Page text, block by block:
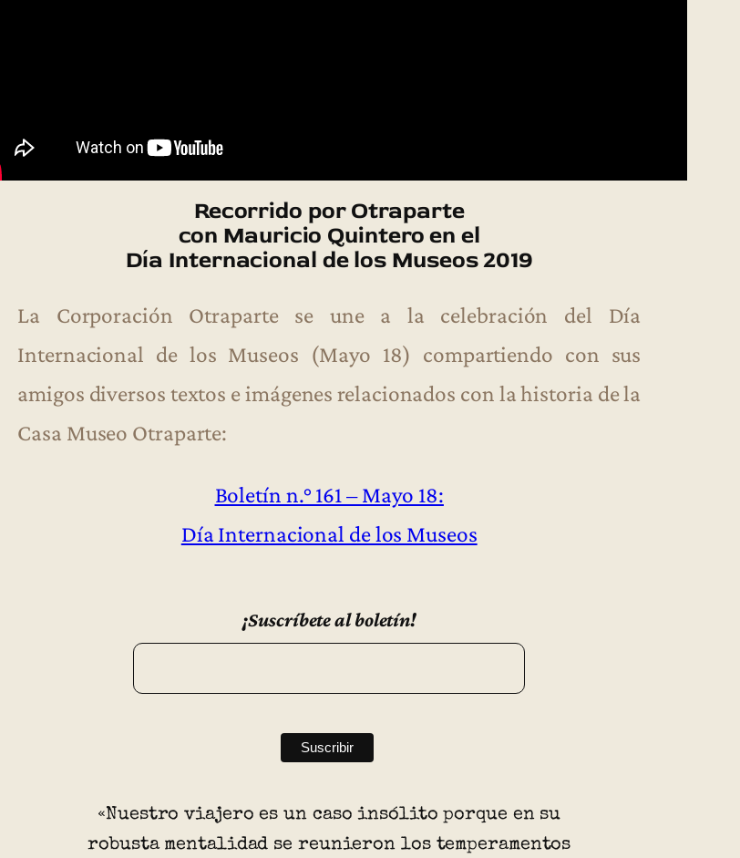
Recorrido por Otraparte
con Mauricio Quintero en el
Día Internacional de los Museos 2019
La Corporación Otraparte se une a la celebración del Día
Internacional de los Museos (Mayo 18) compartiendo con sus
amigos diversos textos e imágenes relacionados con la historia de la
Casa Museo Otraparte:
Boletín n.° 161 – Mayo 18:
Día Internacional de los Museos
¡Suscríbete al boletín!
«Nuestro viajero es un caso insólito porque en su
robusta mentalidad se reunieron los temperamentos